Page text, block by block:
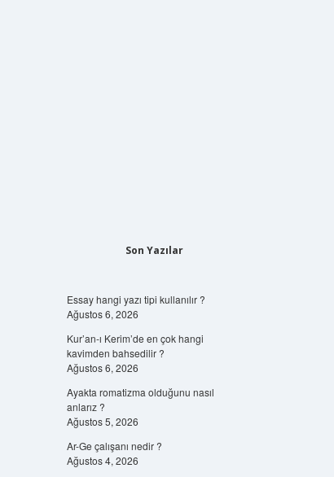
Son Yazılar
Essay hangi yazı tipi kullanılır ?
Ağustos 6, 2026
Kur’an-ı Kerim’de en çok hangi
kavimden bahsedilir ?
Ağustos 6, 2026
Ayakta romatizma olduğunu nasıl
anlarız ?
Ağustos 5, 2026
Ar-Ge çalışanı nedir ?
Ağustos 4, 2026